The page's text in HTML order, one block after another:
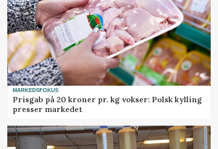
MARKEDSFOKUS
Prisgab på 20 kroner pr. kg vokser: Polsk kylling
presser markedet